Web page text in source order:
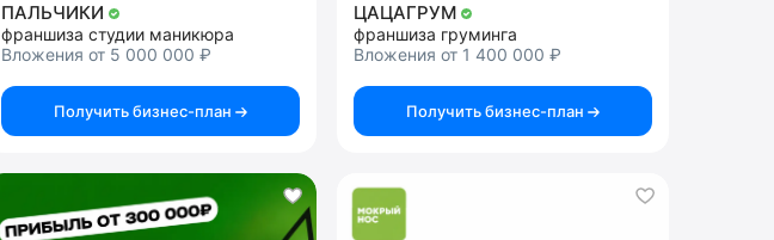
ПАЛЬЧИКИ
франшиза студии маникюра
Вложения от 5 000 000 ₽
Получить бизнес-план
ЦАЦАГРУМ
франшиза груминга
Вложения от 1 400 000 ₽
Получить бизнес-план